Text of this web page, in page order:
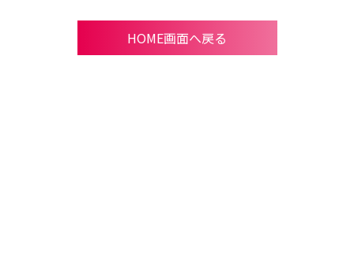
HOME画面へ戻る